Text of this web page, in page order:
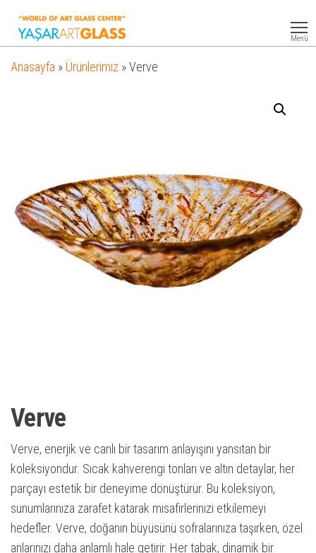
Glass
Menü
Anasayfa » Ürünlerimiz »Verve
Verve
Verve, enerjik ve canlı bir tasarım anlayışını yansıtan bir
koleksiyondur. Sıcak kahverengi tonları ve altın detaylar, her
parçayı estetik bir deneyime dönüştürür. Bu koleksiyon,
sunumlarınıza zarafet katarak misafirlerinizi etkilemeyi
hedefler. Verve, doğanın büyüsünü sofralarınıza taşırken, özel
anlarınızı daha anlamlı hale getirir. Her tabak, dinamik bir